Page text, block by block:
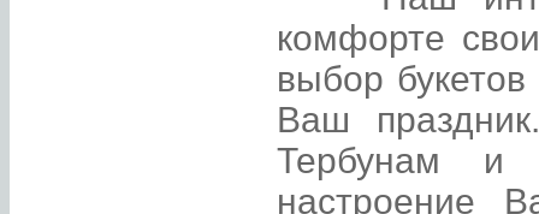
комфорте
выбор
Ваш
Тербунам и
настроение